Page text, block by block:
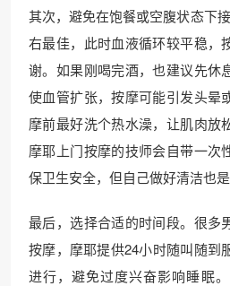
其次，避免在饱餐或空腹状态下
右最佳，此时血液循环较平稳，
谢。如果刚喝完酒，也建议先休
使血管扩张，按摩可能引发头晕
摩前最好洗个热水澡，让肌肉放
摩耶上门按摩的技师会自带一次
保卫生安全，但自己做好清洁也是
最后，选择合适的时间段。很多
按摩，摩耶提供24小时随叫随到
进行，避免过度兴奋影响睡眠